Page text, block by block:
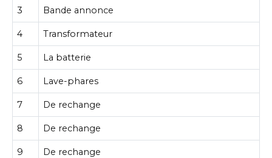
3 Bande annonce
4 Transformateur
5 La batterie
6 Lave-phares
7 De rechange
8 De rechange
9 De rechange